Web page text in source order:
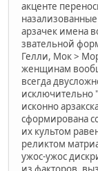
акценте
арзачек имена
звательной
Гелли, Мок >
женщинам
всегда
исключительно
исконно
сформирована
их культом
реликтом
ужос-ужос